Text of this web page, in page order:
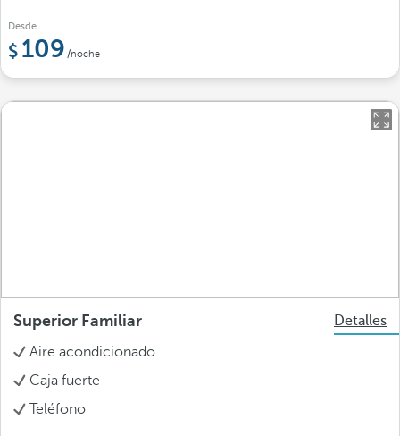
Desde
109 /noche
Superior Familiar
Detalles
Aire acondicionado
Caja fuerte
Teléfono